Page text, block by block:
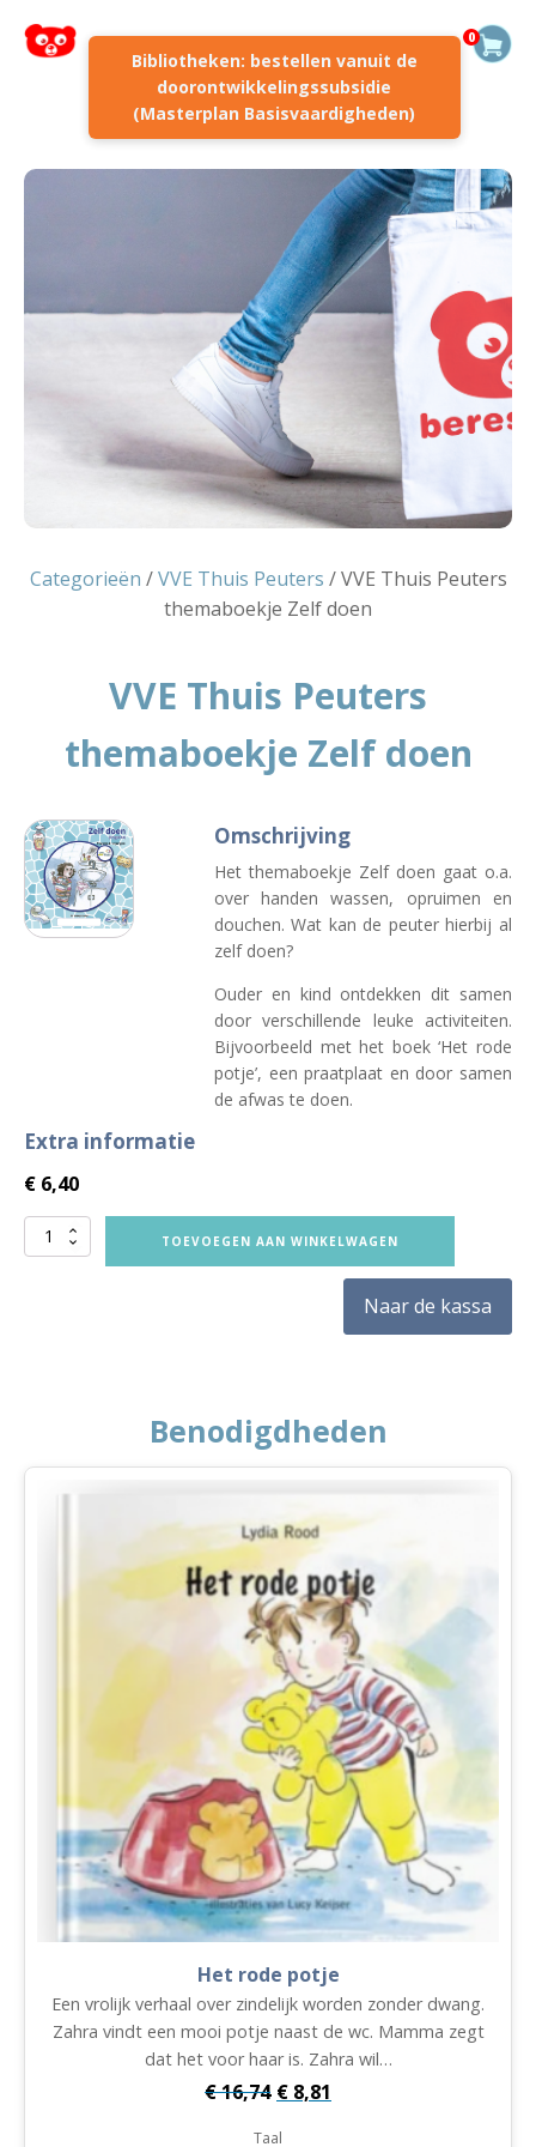
Bibliotheken: bestellen vanuit de
doorontwikkelingssubsidie
(Masterplan Basisvaardigheden)
0
Categorieën /VVE Thuis Peuters / VVE Thuis Peuters
themaboekje Zelf doen
VVE Thuis Peuters
themaboekje Zelf doen
Omschrijving
Het themaboekje Zelf doen gaat o.a.
over handen wassen, opruimen en
douchen. Wat kan de peuter hierbij al
zelf doen?
Ouder en kind ontdekken dit samen
door verschillende leuke activiteiten.
Bijvoorbeeld met het boek ‘Het rode
potje’, een praatplaat en door samen
de afwas te doen.
Extra informatie
€ 6,40
VVE
Thuis
TOEVOEGEN AAN WINKELWAGEN
Naar de kassa
Benodigdheden
Het rode potje
Een vrolijk verhaal over zindelijk worden zonder dwang.
Zahra vindt een mooi potje naast de wc. Mamma zegt
dat het voor haar is. Zahra wil…
€16,74 Oorspronkelijke
prijs
€ 8,81
Taal